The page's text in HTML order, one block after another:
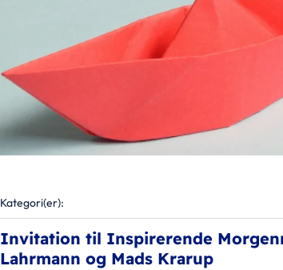
Kategori(er):
Invitation til Inspirerende
Lahrmann og Mads Krarup